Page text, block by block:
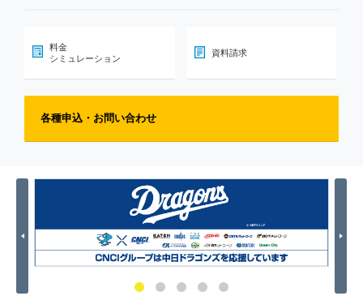
料金
シミュレーション
資料請求
各種申込・お問い合わせ
Previous Next